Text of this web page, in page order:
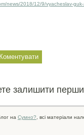
news/2018/12/9/vyacheslav-
залишити
на Сумно? , всі матеріали